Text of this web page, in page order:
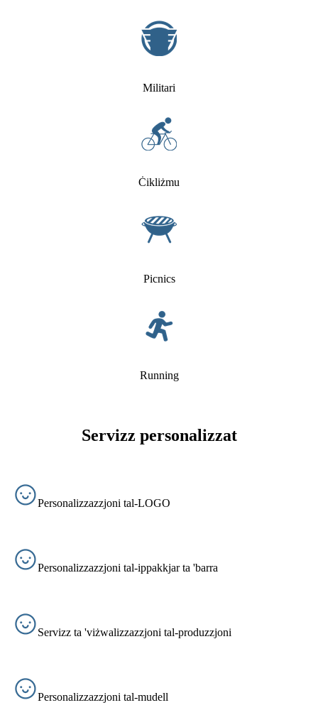
Militari
Ċikliżmu
Picnics
Running
Servizz personalizzat
Personalizzazzjoni tal-LOGO
Personalizzazzjoni tal-ippakkjar ta 'barra
Servizz ta 'viżwalizzazzjoni tal-produzzjoni
Personalizzazzjoni tal-mudell